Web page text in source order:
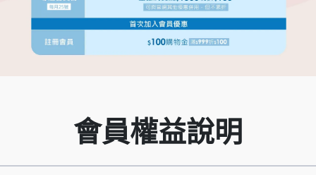
會員權益說明